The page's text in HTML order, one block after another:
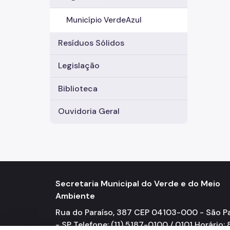
Município VerdeAzul
Resíduos Sólidos
Legislação
Biblioteca
Ouvidoria Geral
Secretaria Municipal do Verde e do Meio
Ambiente
Rua do Paraíso, 387 CEP 04103-000 - São
- SP Telefone: (11) 5187-0100 / 0101 Horário: